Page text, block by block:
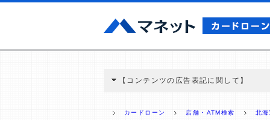
【コンテンツの広告表記に関して】
ミ収集などに基づき、公平性を担保した情
カードローン 店舗・ATM検索 北